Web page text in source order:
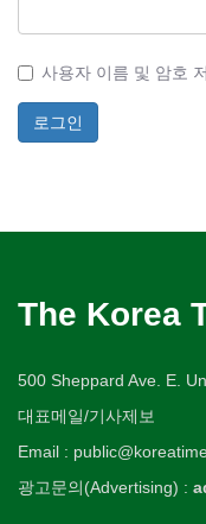
사용자 이름 및 암호
The Korea
500 Sheppard Ave. E.
대표메일/기사제보
Email :
광고문의(Advertising) :